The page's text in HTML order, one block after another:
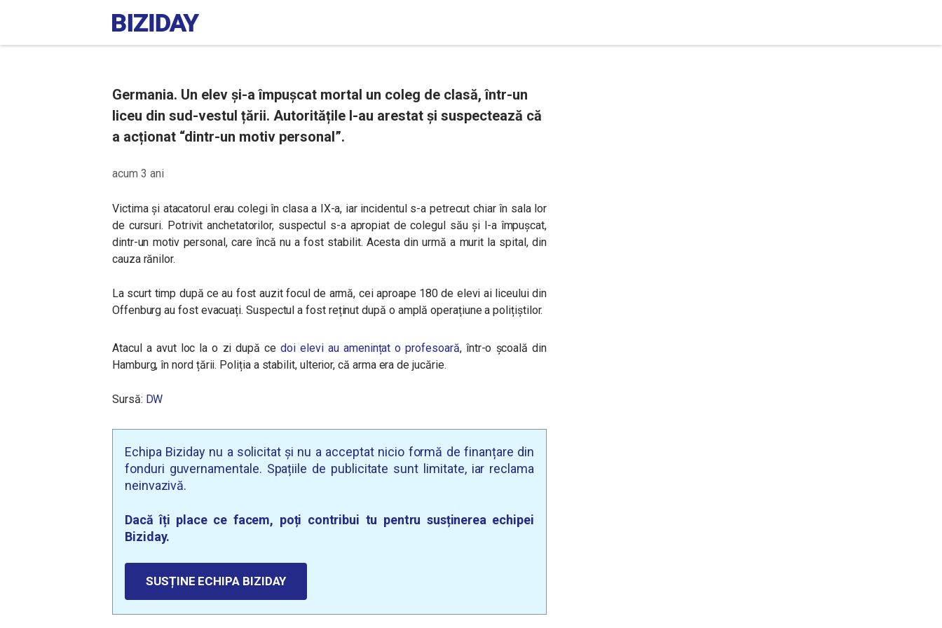
Germania. Un elev și-a împușcat mortal un coleg de clasă, într-un
liceu din sud-vestul țării. Autoritățile l-au arestat și suspectează că
a acționat “dintr-un motiv personal”.
acum 3 ani
Victima și atacatorul erau colegi în clasa a IX-a, iar incidentul s-a petrecut chiar în sala lor
de cursuri. Potrivit anchetatorilor, suspectul s-a apropiat de colegul său și l-a împușcat,
dintr-un motiv personal, care încă nu a fost stabilit. Acesta din urmă a murit la spital, din
cauza rănilor.
La scurt timp după ce au fost auzit focul de armă, cei aproape 180 de elevi ai liceului din
Offenburg au fost evacuați. Suspectul a fost reținut după o amplă operațiune a polițiștilor.
Atacul a avut loc la o zi după cedoi elevi au amenințat o profesoară, într-o școală din
Hamburg, în nord țării. Poliția a stabilit, ulterior, că arma era de jucărie.
Sursă: DW
Echipa Biziday nu a solicitat și nu a acceptat nicio formă de finanțare din
fonduri guvernamentale. Spațiile de publicitate sunt limitate, iar reclama
neinvazivă.
Dacă îți place ce facem, poți contribui tu pentru susținerea echipei
Biziday.
SUSȚINE ECHIPA BIZIDAY